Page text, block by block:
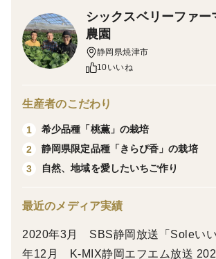
栽培・生産のこだわり
私はいちごの栽培を始めて５０年余に
な品種のいちごを栽培してきましたが
のいちごは珍しいと思い、栽培を始めま
ぜひ一度、東京生まれの新品種をご賞
シックスベリーファー
農園
静岡県焼津市
10いいね
生産者のこだわり
1
希少品種「桃薫」の栽培
2
静岡県限定品種「きらぴ香」の栽培
3
自然、地域を愛したいちご作り
最近のメディア実績
2020年3月 SBS静岡放送「Soleい
年12月 K-MIX静岡エフエム放送